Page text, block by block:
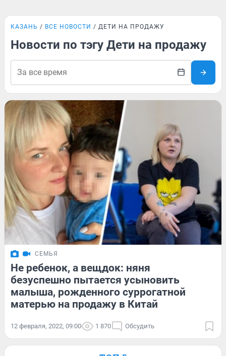
КАЗАНЬ ВСЕ НОВОСТИ ДЕТИ НА ПРОДАЖУ
Новости по тэгу Дети на продажу
СЕМЬЯ
Не ребенок, а вещдок: няня
безуспешно пытается усыновить
малыша, рожденного суррогатной
матерью на продажу в Китай
12 февраля, 2022, 09:00 1 870 Обсудить